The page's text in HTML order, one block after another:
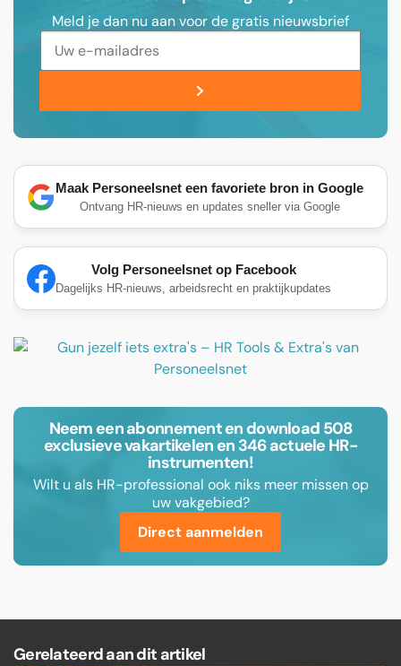
Meld je dan nu aan voor de gratis nieuwsbrief
Maak Personeelsnet een favoriete bron in Google
Ontvang HR-nieuws en updates sneller via Google
Volg Personeelsnet op Facebook
Dagelijks HR-nieuws, arbeidsrecht en praktijkupdates
Neem een abonnement en download 508
exclusieve vakartikelen en 346 actuele HR-
instrumenten!
Wilt u als HR-professional ook niks meer missen op
uw vakgebied?
Direct aanmelden
Gerelateerd aan dit artikel